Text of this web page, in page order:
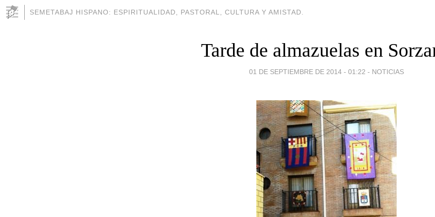
SEMETABAJ HISPANO: ESPIRITUALIDAD, PASTORAL, CULTURA Y AMISTAD.
Tarde de almazuelas en
01 DE SEPTIEMBRE DE 2014 - 01:22 - NOTICIAS